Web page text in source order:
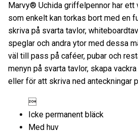
Marvy® Uchida griffelpennor har ett
som enkelt kan torkas bort med en
skriva på svarta tavlor,
speglar och andra ytor med dessa
väl till pass på caféer, pubar och
menyn på svarta tavlor, skapa
eller för att skriva ned anteckningar

Icke permanent bläck
Med huv